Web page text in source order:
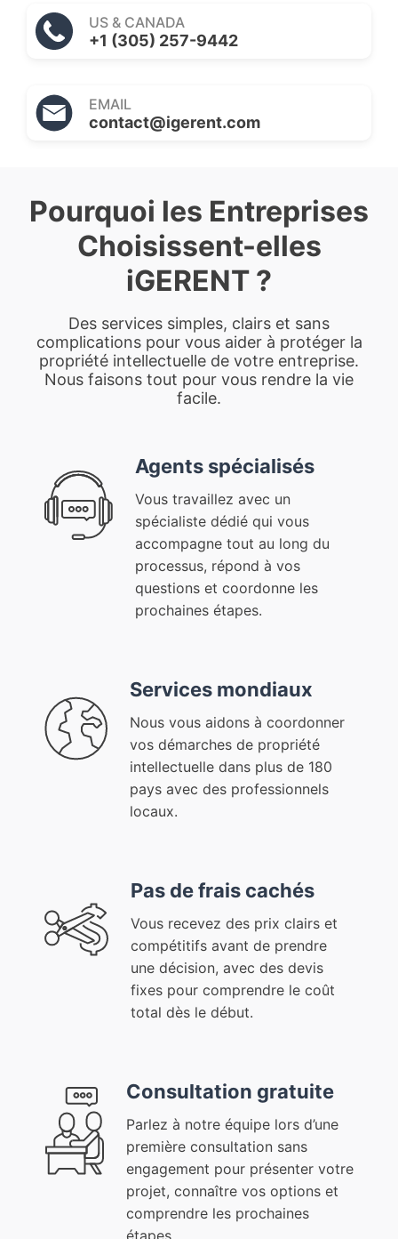
US & CANADA
+1 (305) 257-9442
EMAIL
contact@igerent.com
Pourquoi les Entreprises
Choisissent-elles
iGERENT ?
Des services simples, clairs et sans
complications pour vous aider à protéger la
propriété intellectuelle de votre entreprise.
Nous faisons tout pour vous rendre la vie
facile.
Agents spécialisés
Vous travaillez avec un
spécialiste dédié qui vous
accompagne tout au long du
processus, répond à vos
questions et coordonne les
prochaines étapes.
Services mondiaux
Nous vous aidons à coordonner
vos démarches de propriété
intellectuelle dans plus de 180
pays avec des professionnels
locaux.
Pas de frais cachés
Vous recevez des prix clairs et
compétitifs avant de prendre
une décision, avec des devis
fixes pour comprendre le coût
total dès le début.
Consultation gratuite
Parlez à notre équipe lors d’une
première consultation sans
engagement pour présenter votre
projet, connaître vos options et
comprendre les prochaines